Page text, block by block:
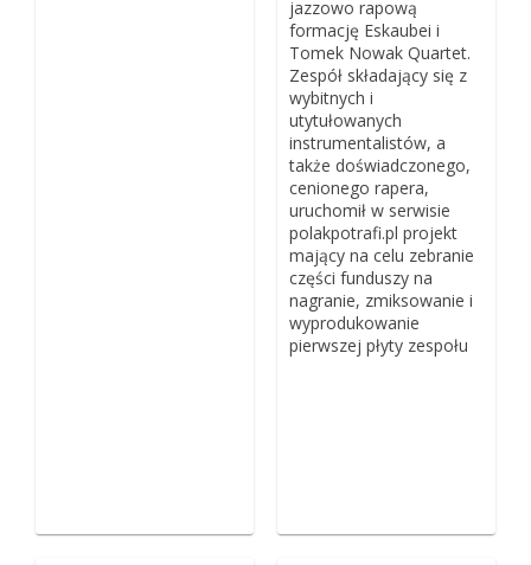
jazzowo rapową
formację Eskaubei i
Tomek Nowak Quartet.
Zespół składający się z
wybitnych i
utytułowanych
instrumentalistów, a
także doświadczonego,
cenionego rapera,
uruchomił w serwisie
polakpotrafi.pl projekt
mający na celu zebranie
części funduszy na
nagranie, zmiksowanie i
wyprodukowanie
pierwszej płyty zespołu